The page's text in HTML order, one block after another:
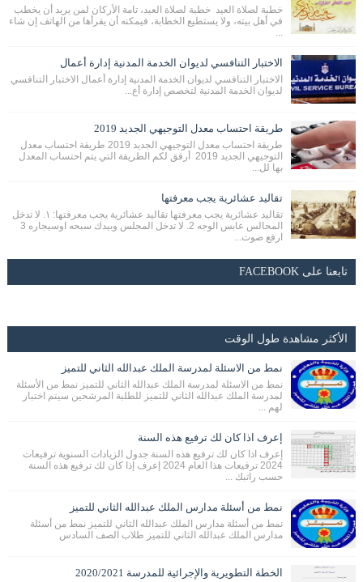
خطبة لصلاة العيد خطبة لصلاة العيد، تامة الأركان لمن يريد أن يخطب
في أهل بيته، ولا يستطيع الخطابة، فيمكنه أن يقرأها من الهاتف إن شاء
الاختبار التنافسي لديوان الخدمة المدنية إدارة أعمال
الاختبار التنافسي لديوان الخدمة المدنية إدارة أعمال الاختبار التنافسي
لديوان الخدمة المدنية لتخصص إدارة أع...
طريقة احتساب معدل التوجيهي الجديد 2019
طريقة احتساب معدل التوجيهي الجديد 2019 طريقة احتساب معدل
التوجيهي الجديد 2019 أرفق لكم الطريقة التي يتم احتساب المعدل
بها لل...
تقاليد عشائرية يجب معرفتها
تقاليد عشائرية يجب معرفتها تقاليد عشائرية يجب معرفتها: ١. لا تدخل
المجالس عابس الوجه 2. لا تدخل المجلس وبيدك سبحه اوسيجاره 3
ارفع صوت...
تابعنا على FACEBOOK
الأكثر مشاهدة طول الوقت
نمط من الاسئلة لمدرسة الملك عبدالله الثاني للتميز
نمط من الاسئلة لمدرسة الملك عبدالله الثاني للتميز نمط من الأسئلة
لمدرسة الملك عبدالله الثاني للتميز للطلبة المرشحين سيتم اختبار
لهم ...
إعرف اذا كان لك ترفيع هذه السنة
إعرف اذا كان لك ترفيع هذه السنة جدول الزيادات السنوية ترفيعات
2024 ترفيعات هذا العام 2024 إعرف إذا كان لك ترفيع هذه السنة
حسب راتبك ...
نمط من أسئلة مدارس الملك عبدالله الثاني للتميز
نمط من أسئلة مدارس الملك عبدالله الثاني للتميز نمط من أسئلة
مدارس الملك عبدالله الثاني للتميز طلاب الصف السادس
الخطة التطويرية والإجرائية للمدرسة 2020/2021